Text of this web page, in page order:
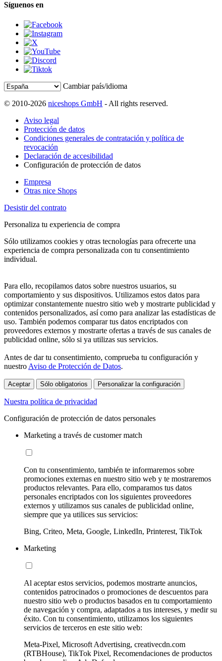
Síguenos en
Cambiar país/idioma
© 2010-2026 niceshops GmbH - All rights reserved.
Aviso legal
Protección de datos
Condiciones generales de contratación y política de
revocación
Declaración de accesibilidad
Configuración de protección de datos
Empresa
Otras nice Shops
Desistir del contrato
Personaliza tu experiencia de compra
Sólo utilizamos cookies y otras tecnologías para ofrecerte una
experiencia de compra personalizada con tu consentimiento
individual.
Para ello, recopilamos datos sobre nuestros usuarios, su
comportamiento y sus dispositivos. Utilizamos estos datos para
optimizar constantemente nuestro sitio web y mostrarte publicidad y
contenidos personalizados, así como para analizar las estadísticas de
uso. También podemos comparar tus datos encriptados con
proveedores externos y mostrarte ofertas a través de sus canales de
publicidad online, sólo si ya utilizas sus servicios.
Antes de dar tu consentimiento, comprueba tu configuración y
nuestro Aviso de Protección de Datos.
Aceptar Sólo obligatorios Personalizar la configuración
Nuestra política de privacidad
Configuración de protección de datos personales
Marketing a través de customer match
Con tu consentimiento, también te informaremos sobre
promociones externas en nuestro sitio web y te mostraremos
productos relevantes. Para ello, comparamos tus datos
personales encriptados con los siguientes proveedores
externos y utilizamos sus canales de publicidad online,
siempre que ya utilices sus servicios:
Bing, Criteo, Meta, Google, LinkedIn, Printerest, TikTok
Marketing
Al aceptar estos servicios, podemos mostrarte anuncios,
contenidos patrocinados o promociones de descuentos para
nuestro sitio web o productos basados en tu comportamiento
de navegación y compra, adaptados a tus intereses, y medir su
éxito. Con tu consentimiento, utilizamos los siguientes
servicios de terceros en este sitio web:
Meta-Pixel, Microsoft Advertising, creativecdn.com
(RTBHouse), TikTok Pixel, Recomendaciones de productos